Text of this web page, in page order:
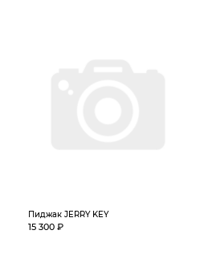
Пиджак JERRY KEY
15 300 ₽